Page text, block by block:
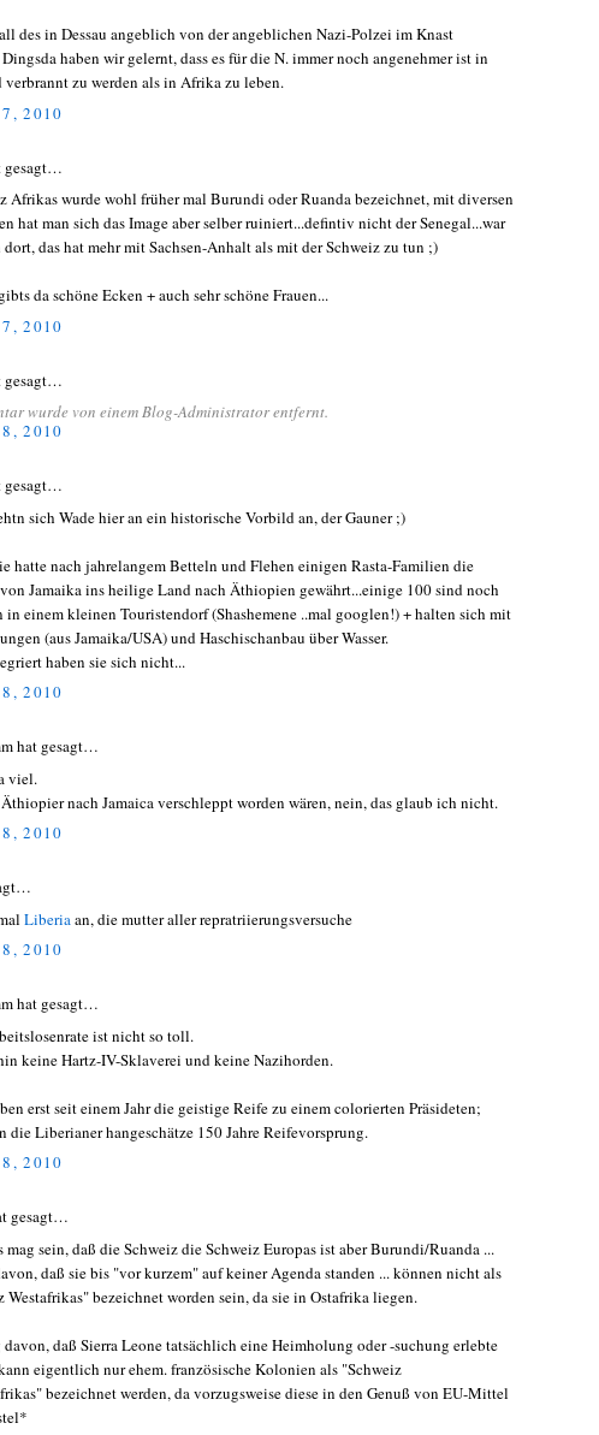
des in Dessau angeblich von der angeblichen Nazi-Polzei im Knast
haben wir gelernt, dass es für die N. immer noch angenehmer ist in
verbrannt zu werden als in Afrika zu leben.
2010
gesagt…
Afrikas wurde wohl früher mal Burundi oder Ruanda bezeichnet, mit diversen
hat man sich das Image aber selber ruiniert...defintiv nicht der Senegal...war
dort, das hat mehr mit Sachsen-Anhalt als mit der Schweiz zu tun ;)
da schöne Ecken + auch sehr schöne Frauen...
2010
gesagt…
wurde von einem Blog-Administrator entfernt.
2010
gesagt…
sich Wade hier an ein historische Vorbild an, der Gauner ;)
hatte nach jahrelangem Betteln und Flehen einigen Rasta-Familien die
Jamaika ins heilige Land nach Äthiopien gewährt...einige 100 sind noch
in einem kleinen Touristendorf (Shashemene ..mal googlen!) + halten sich mit
(aus Jamaika/USA) und Haschischanbau über Wasser.
haben sie sich nicht...
2010
hat gesagt…
viel.
nach Jamaica verschleppt worden wären, nein, das glaub ich nicht.
2010
Liberiaan, die mutter aller repratriierungsversuche
2010
hat gesagt…
ist nicht so toll.
keine Hartz-IV-Sklaverei und keine Nazihorden.
erst seit einem Jahr die geistige Reife zu einem colorierten Präsideten;
die Liberianer hangeschätze 150 Jahre Reifevorsprung.
2010
gesagt…
mag sein, daß die Schweiz die Schweiz Europas ist aber Burundi/Ruanda ...
daß sie bis "vor kurzem" auf keiner Agenda standen ... können nicht als
Westafrikas" bezeichnet worden sein, da sie in Ostafrika liegen.
daß Sierra Leone tatsächlich eine Heimholung oder -suchung erlebte
eigentlich nur ehem. französische Kolonien als "Schweiz
bezeichnet werden, da vorzugsweise diese in den Genuß von EU-Mittel